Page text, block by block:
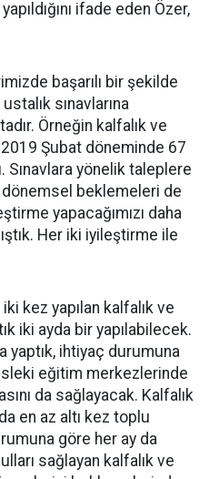
ifade eden Özer,
başarılı bir şekilde
sınavlarına
Örneğin kalfalık ve
2019 Şubat döneminde 67
Sınavlara yönelik taleplere
beklemeleri de
yapacağımızı daha
Her iki iyileştirme ile
kez yapılan kalfalık ve
iki ayda bir yapılabilecek.
yaptık, ihtiyaç durumuna
eğitim merkezlerinde
da sağlayacak. Kalfalık
en az altı kez toplu
göre her ay da
sağlayan kalfalık ve